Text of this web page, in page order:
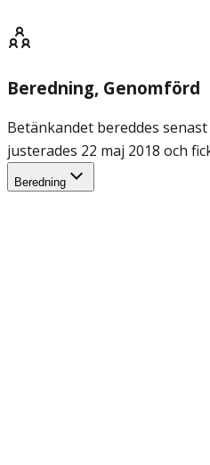
Beredning, Genomförd
Betänkandet bereddes
justerades 22 maj 2018 och
Beredning